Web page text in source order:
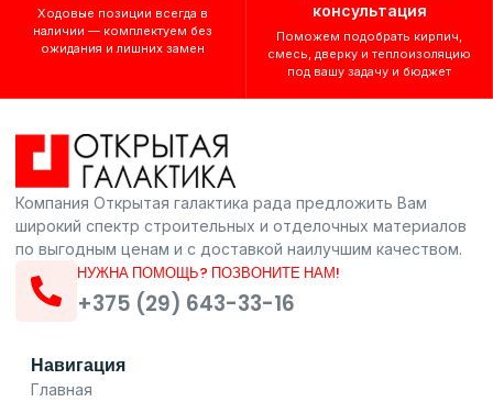
Ходовые позиции всегда в
наличии — комплектуем без
ожидания и лишних замен
консультация
Поможем подобрать кирпич,
смесь, дверку и теплоизоляцию
под вашу задачу и бюджет
Компания Открытая галактика рада предложить Вам
широкий спектр строительных и отделочных материалов
по выгодным ценам и с доставкой наилучшим качеством.
НУЖНА ПОМОЩЬ? ПОЗВОНИТЕ НАМ!
+375 (29) 643-33-16
Навигация
Главная